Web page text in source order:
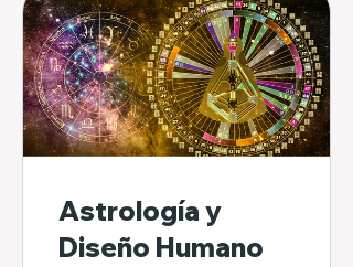
Astrología y
Diseño Humano